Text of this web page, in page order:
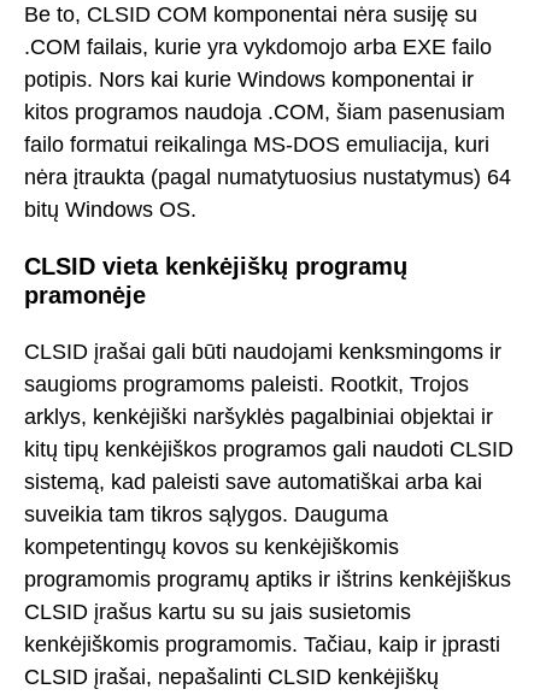
Be to, CLSID COM komponentai nėra susiję su
.COM failais, kurie yra vykdomojo arba EXE failo
potipis. Nors kai kurie Windows komponentai ir
kitos programos naudoja .COM, šiam pasenusiam
failo formatui reikalinga MS-DOS emuliacija, kuri
nėra įtraukta (pagal numatytuosius nustatymus) 64
bitų Windows OS.
CLSID vieta kenkėjiškų programų
pramonėje
CLSID įrašai gali būti naudojami kenksmingoms ir
saugioms programoms paleisti. Rootkit, Trojos
arklys, kenkėjiški naršyklės pagalbiniai objektai ir
kitų tipų kenkėjiškos programos gali naudoti CLSID
sistemą, kad paleisti save automatiškai arba kai
suveikia tam tikros sąlygos. Dauguma
kompetentingų kovos su kenkėjiškomis
programomis programų aptiks ir ištrins kenkėjiškus
CLSID įrašus kartu su su jais susietomis
kenkėjiškomis programomis. Tačiau, kaip ir įprasti
CLSID įrašai, nepašalinti CLSID kenkėjiškų